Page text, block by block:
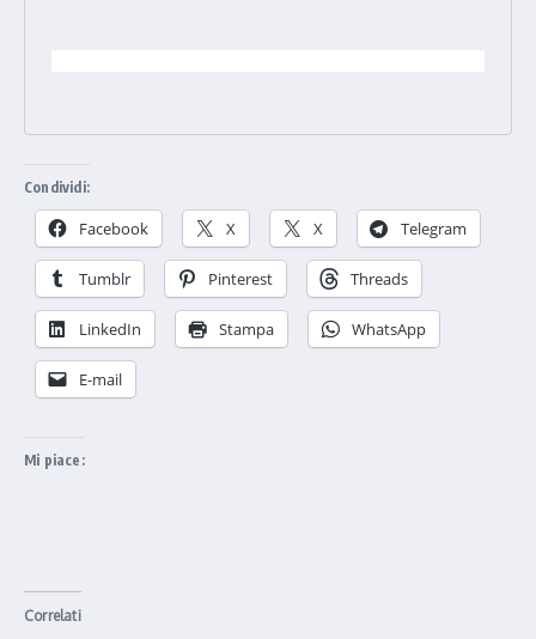
Condividi:
Facebook X X Telegram
Tumblr Pinterest Threads
LinkedIn Stampa WhatsApp
E-mail
Mi piace:
Correlati